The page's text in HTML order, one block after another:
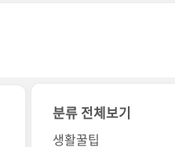
분류 전체보기
생활꿀팁